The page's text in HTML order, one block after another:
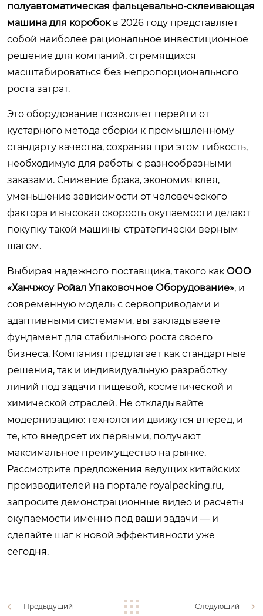
полуавтоматическая фальцевально-склеивающая
машина для коробокв 2026 году представляет
собой наиболее рациональное инвестиционное
решение для компаний, стремящихся
масштабироваться без непропорционального
роста затрат.
Это оборудование позволяет перейти от
кустарного метода сборки к промышленному
стандарту качества, сохраняя при этом гибкость,
необходимую для работы с разнообразными
заказами. Снижение брака, экономия клея,
уменьшение зависимости от человеческого
фактора и высокая скорость окупаемости делают
покупку такой машины стратегически верным
шагом.
Выбирая надежного поставщика, такого как ООО
«Ханчжоу Ройал Упаковочное Оборудование», и
современную модель с сервоприводами и
адаптивными системами, вы закладываете
фундамент для стабильного роста своего
бизнеса. Компания предлагает как стандартные
решения, так и индивидуальную разработку
линий под задачи пищевой, косметической и
химической отраслей. Не откладывайте
модернизацию: технологии движутся вперед, и
те, кто внедряет их первыми, получают
максимальное преимущество на рынке.
Рассмотрите предложения ведущих китайских
производителей на портале royalpacking.ru,
запросите демонстрационные видео и расчеты
окупаемости именно под ваши задачи — и
сделайте шаг к новой эффективности уже
сегодня.
Предыдущий Следующий